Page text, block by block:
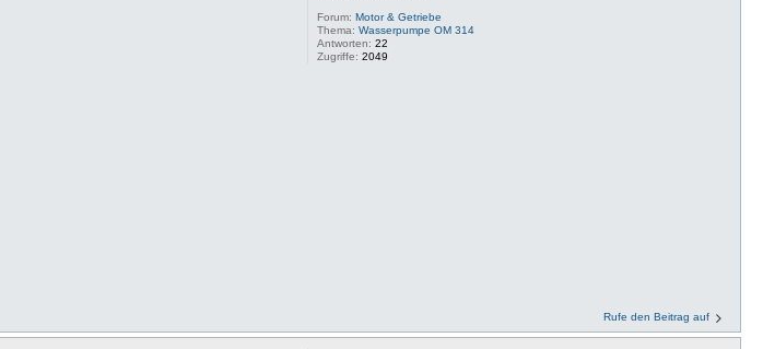
Forum:Motor & Getriebe
Thema:Wasserpumpe OM 314
Antworten:22
Zugriffe:2049
Rufe den Beitrag auf